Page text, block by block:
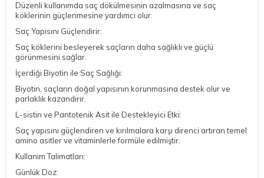
Düzenli kullanımda saç dökülmesinin azalmasına ve saç
köklerinin güçlenmesine yardımcı olur.
Saç Yapısını Güçlendirir:
Saç köklerini besleyerek saçların daha sağlıklı ve güçlü
görünmesini sağlar.
İçerdiği Biyotin ile Saç Sağlığı:
Biyotin, saçların doğal yapısının korunmasına destek olur ve
parlaklık kazandırır.
L-sistin ve Pantotenik Asit ile Destekleyici Etki:
Saç yapısını güçlendiren ve kırılmalara karşı direnci artıran temel
amino asitler ve vitaminlerle formüle edilmiştir.
Kullanım Talimatları:
Günlük Doz: